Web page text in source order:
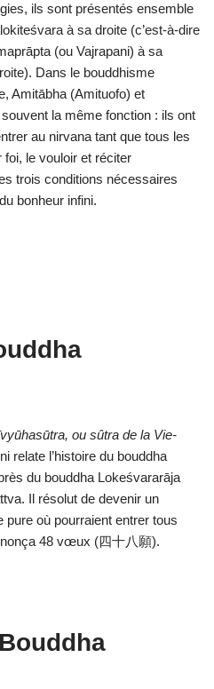
ils sont présentés ensemble
à sa droite (c’est-à-dire
(ou Vajrapani) à sa
Dans le bouddhisme
Amitābha (Amituofo) et
la même fonction : ils ont
au nirvana tant que tous les
foi, le vouloir et réciter
trois conditions nécessaires
bonheur infini.
ou sûtra de la Vie-
relate l’histoire du bouddha
du bouddha Lokeśvararāja
Il résolut de devenir un
pure où pourraient entrer tous
48 vœux (四十八願).